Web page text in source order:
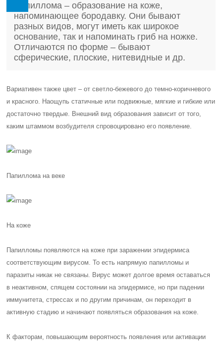
Папиллома – образование на коже,
напоминающее бородавку. Они бывают
разных видов, могут иметь как широкое
основание, так и напоминать гриб на ножке.
Отличаются по форме – бывают
сферические, плоские, нитевидные и др.
Вариативен также цвет – от светло-бежевого до темно-коричневого
и красного. Наощупь статичные или подвижные, мягкие и гибкие или
достаточно твердые. Внешний вид образования зависит от того,
каким штаммом возбудителя спровоцировано его появление.
Папиллома на веке
На коже
Папилломы появляются на коже при заражении эпидермиса
соответствующим вирусом. То есть напрямую папилломы и
паразиты никак не связаны. Вирус может долгое время оставаться
в неактивном, спящем состоянии на эпидермисе, но при падении
иммунитета, стрессах и по другим причинам, он переходит в
активную стадию и начинают появляться образования на коже.
К факторам, повышающим вероятность появления или активации